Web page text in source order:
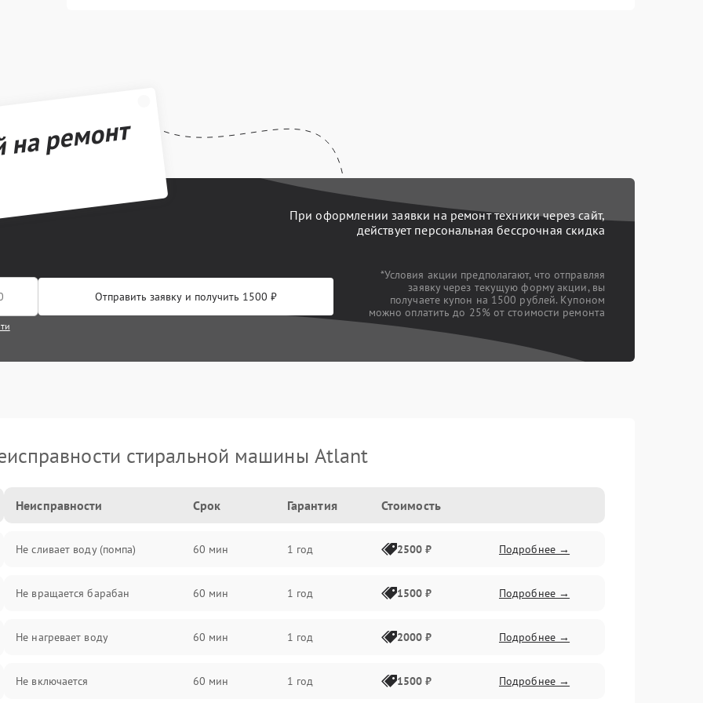
ремонт
При оформлении заявки на ремонт техники через сайт,
действует персональная бессрочная скидка
Отправить заявку и получить 1500 ₽
*Условия акции предполагают, что отправляя
заявку через текущую форму акции, вы
получаете купон на 1500 рублей. Купоном
можно оплатить до 25% от стоимости ремонта
стиральной машины Atlant
Неисправности Срок Гарантия Стоимость
Не сливает воду (помпа) 60 мин 1 год 2500 ₽ Подробнее →
Не вращается барабан 60 мин 1 год 1500 ₽ Подробнее →
Не нагревает воду 60 мин 1 год 2000 ₽ Подробнее →
Не включается 60 мин 1 год 1500 ₽ Подробнее →